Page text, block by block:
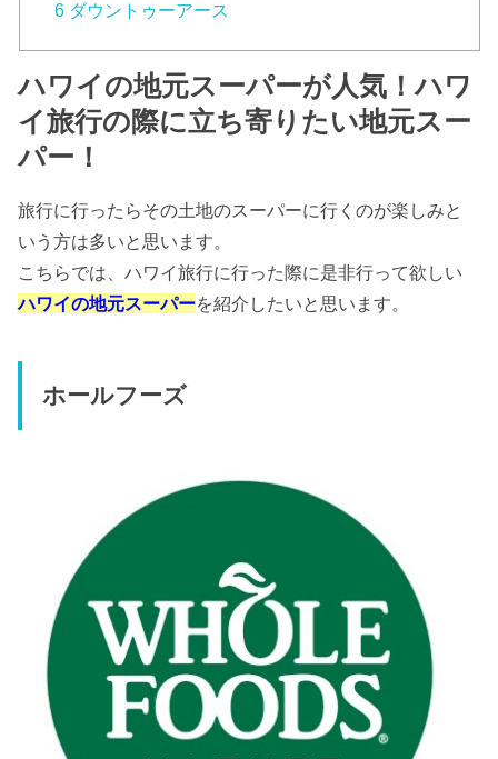
6 ダウントゥーアース
ハワイの地元スーパーが人気！ハワ
イ旅行の際に立ち寄りたい地元スー
パー！
旅行に行ったらその土地のスーパーに行くのが楽しみと
いう方は多いと思います。
こちらでは、ハワイ旅行に行った際に是非行って欲しい
ハワイの地元スーパーを紹介したいと思います。
ホールフーズ